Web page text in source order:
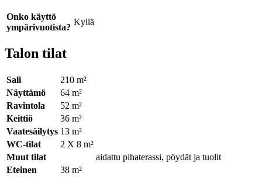
Onko käyttö
ympärivuotista?
Kyllä
Talon tilat
Sali
210 m²
Näyttämö
64 m²
Ravintola
52 m²
Keittiö
36 m²
Vaatesäilytys 13 m²
WC-tilat
2 X 8 m²
Muut tilat
aidattu pihaterassi, pöydät ja tuolit
Eteinen
38 m²